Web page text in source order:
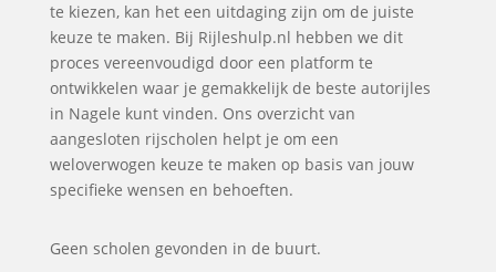
te kiezen, kan het een uitdaging zijn om de juiste
keuze te maken. Bij Rijleshulp.nl hebben we dit
proces vereenvoudigd door een platform te
ontwikkelen waar je gemakkelijk de beste autorijles
in Nagele kunt vinden. Ons overzicht van
aangesloten rijscholen helpt je om een
weloverwogen keuze te maken op basis van jouw
specifieke wensen en behoeften.
Geen scholen gevonden in de buurt.